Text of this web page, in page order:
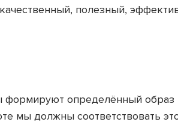
полезный,
формируют определённый образ
мы должны соответствовать